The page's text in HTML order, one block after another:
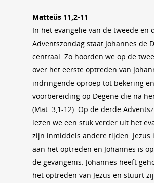
Matteüs 11,2-11
In het evangelie van de tweede en
Adventszondag staat Johannes de
centraal. Zo hoorden we op de
over het eerste optreden van
indringende oproep tot bekering en
voorbereiding op Degene die na
(Mat. 3,1-12). Op de derde
lezen we een stuk verder uit het
zijn inmiddels andere tijden. Jezus
aan het optreden en Johannes is
de gevangenis. Johannes heeft
het optreden van Jezus en stuurt